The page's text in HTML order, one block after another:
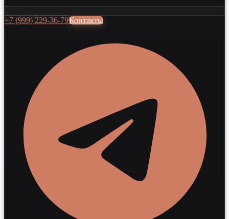
+7 (999) 229-36-79Контакты